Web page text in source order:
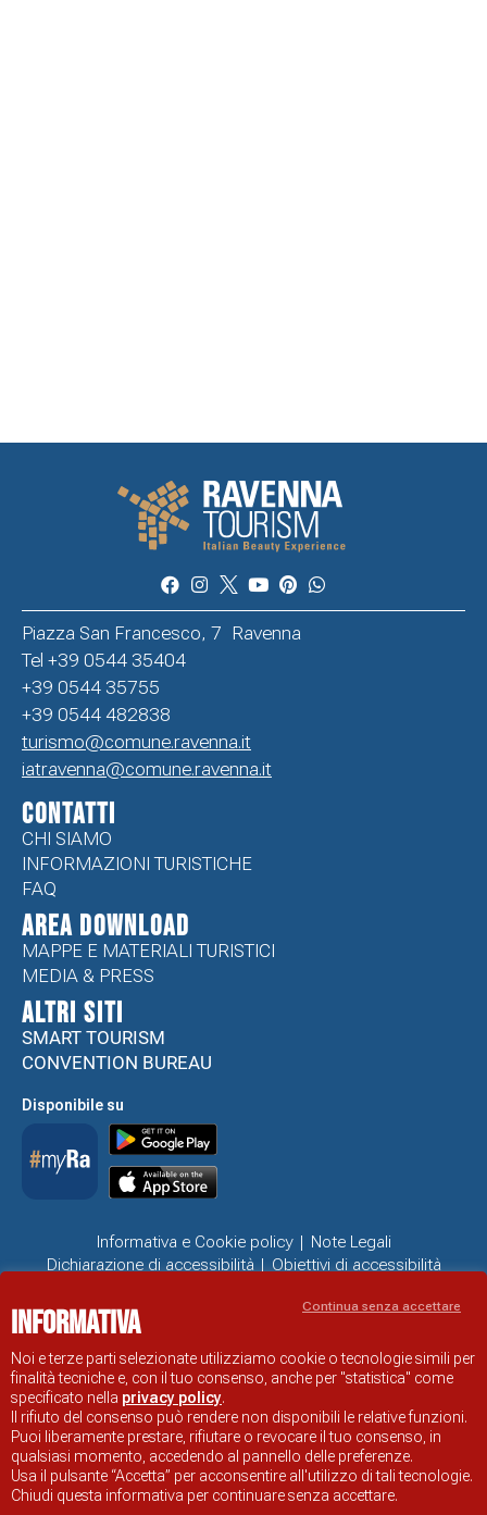
Piazza San Francesco, 7 Ravenna
Tel +39 0544 35404
+39 0544 35755
+39 0544 482838
turismo@comune.ravenna.it
iatravenna@comune.ravenna.it
CONTATTI
CHI SIAMO
INFORMAZIONI TURISTICHE
FAQ
Area Download
MAPPE E MATERIALI TURISTICI
MEDIA & PRESS
ALTRI SITI
SMART TOURISM
CONVENTION BUREAU
Disponibile su
Informativa e Cookie policy
Note Legali
Dichiarazione di accessibilità
Obiettivi di accessibilità
SITO UFFICIALE DI INFORMAZIONE TURISTICA DI RAVENNA
Informativa
Noi e terze parti selezionate utilizziamo cookie o tecnologie simili per
finalità tecniche e, con il tuo consenso, anche per "statistica" come
specificato nella privacy policy.
Il rifiuto del consenso può rendere non disponibili le relative funzioni.
Puoi liberamente prestare, rifiutare o revocare il tuo consenso, in
qualsiasi momento, accedendo al pannello delle preferenze.
Usa il pulsante “Accetta” per acconsentire all'utilizzo di tali tecnologie.
Chiudi questa informativa per continuare senza accettare.
Continua senza accettare